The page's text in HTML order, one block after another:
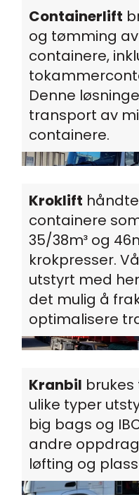
Containerlift
og tømming
containere,
Denne
transport av
containere.
Kroklift
containere som
35/38m³ og
krokpresser.
utstyrt med
det mulig å
optimalisere
Kranbil
ulike typer
big bags og
andre
løfting og